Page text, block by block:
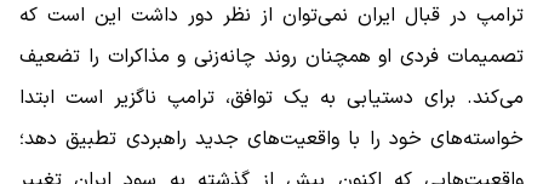
ترامپ در قبال ایران نمی‌توان از نظر دور داشت این است که
تصمیمات فردی او همچنان روند چانه‌زنی و مذاکرات را تضعیف
می‌کند. برای دستیابی به یک توافق، ترامپ ناگزیر است ابتدا
خواسته‌های خود را با واقعیت‌های جدید راهبردی تطبیق دهد؛